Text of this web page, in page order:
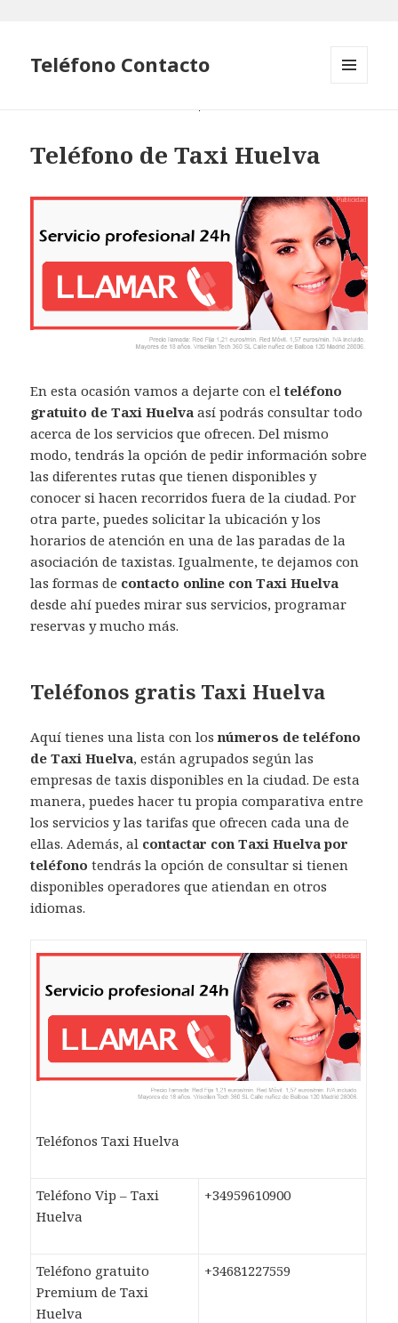
Teléfono Contacto
Teléfono de Taxi Huelva
En esta ocasión vamos a dejarte con elteléfono
gratuito de Taxi Huelvaasí podrás consultar todo
acerca de los servicios que ofrecen. Del mismo
modo, tendrás la opción de pedir información sobre
las diferentes rutas que tienen disponibles y
conocer si hacen recorridos fuera de la ciudad. Por
otra parte, puedes solicitar la ubicación y los
horarios de atención en una de las paradas de la
asociación de taxistas. Igualmente, te dejamos con
las formas de contacto online con Taxi Huelva
desde ahí puedes mirar sus servicios, programar
reservas y mucho más.
Teléfonos gratis Taxi Huelva
Aquí tienes una lista con losnúmeros de teléfono
de Taxi Huelva, están agrupados según las
empresas de taxis disponibles en la ciudad. De esta
manera, puedes hacer tu propia comparativa entre
los servicios y las tarifas que ofrecen cada una de
ellas. Además, al contactar con Taxi Huelva por
teléfonotendrás la opción de consultar si tienen
disponibles operadores que atiendan en otros
idiomas.
Teléfonos Taxi Huelva
Teléfono Vip – Taxi
Huelva
+34959610900
Teléfono gratuito
Premium de Taxi
Huelva
+34681227559